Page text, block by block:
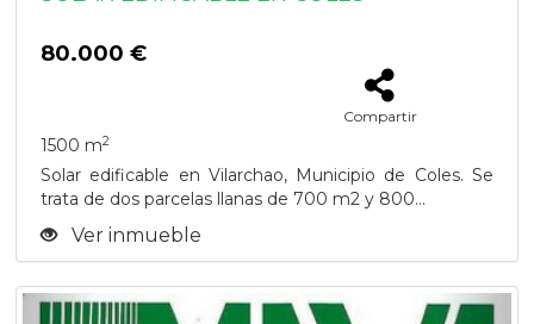
80.000 €
Compartir
1500 m2
Solar edificable en Vilarchao, Municipio de Coles. Se
trata de dos parcelas llanas de 700 m2 y 800...
Ver inmueble
Previous Next